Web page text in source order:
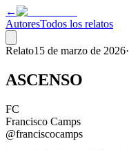
←
AutoresTodos los relatos
Relato15 de marzo de 2026·
ASCENSO
FC
Francisco Camps
@franciscocamps